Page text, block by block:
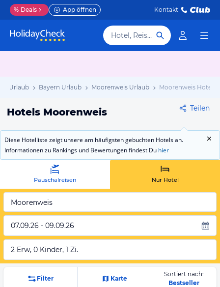
% Deals App öffnen Kontakt
Hotel, Reiseziel
Urlaub Bayern Urlaub Moorenweis Urlaub Moorenweis Hotels
Hotels Moorenweis Teilen
Diese Hotelliste zeigt unsere am häufigsten gebuchten Hotels an.
Informationen zu Rankings und Bewertungen findest Du hier
Pauschalreisen Nur Hotel
Moorenweis
07.09.26 - 09.09.26
2 Erw, 0 Kinder, 1 Zi.
Filter Karte
Sortiert nach:
Bestseller